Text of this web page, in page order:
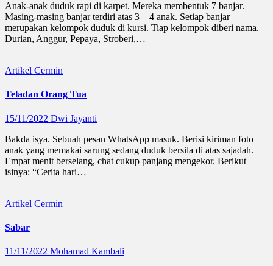
Anak-anak duduk rapi di karpet. Mereka membentuk 7 banjar.
Masing-masing banjar terdiri atas 3—4 anak. Setiap banjar
merupakan kelompok duduk di kursi. Tiap kelompok diberi nama.
Durian, Anggur, Pepaya, Stroberi,…
Artikel Cermin
Teladan Orang Tua
15/11/2022 Dwi Jayanti
Bakda isya. Sebuah pesan WhatsApp masuk. Berisi kiriman foto
anak yang memakai sarung sedang duduk bersila di atas sajadah.
Empat menit berselang, chat cukup panjang mengekor. Berikut
isinya: “Cerita hari…
Artikel Cermin
Sabar
11/11/2022 Mohamad Kambali